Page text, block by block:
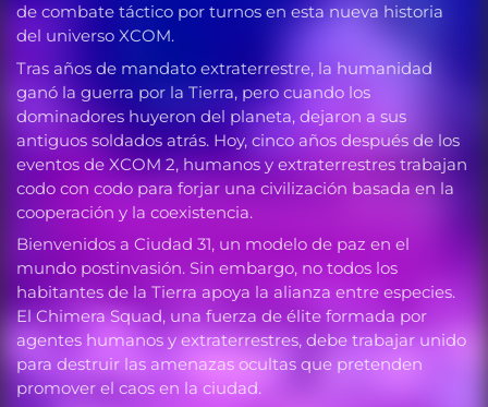
de combate táctico por turnos en esta nueva historia
del universo XCOM.
Tras años de mandato extraterrestre, la humanidad
ganó la guerra por la Tierra, pero cuando los
dominadores huyeron del planeta, dejaron a sus
antiguos soldados atrás. Hoy, cinco años después de los
eventos de XCOM 2, humanos y extraterrestres trabajan
codo con codo para forjar una civilización basada en la
cooperación y la coexistencia.
Bienvenidos a Ciudad 31, un modelo de paz en el
mundo postinvasión. Sin embargo, no todos los
habitantes de la Tierra apoya la alianza entre especies.
El Chimera Squad, una fuerza de élite formada por
agentes humanos y extraterrestres, debe trabajar unido
para destruir las amenazas ocultas que pretenden
promover el caos en la ciudad.